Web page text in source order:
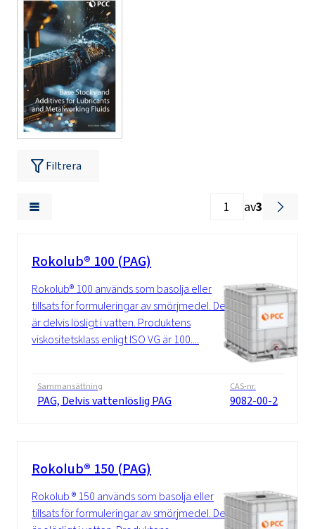
Filtrera
av3
Rokolub® 100 (PAG)
Rokolub® 100 används som basolja eller
tillsats för formuleringar av smörjmedel. Det
är delvis lösligt i vatten. Produktens
viskositetsklass enligt ISO VG är 100....
Sammansättning
PAG, Delvis vattenlöslig PAG
CAS-nr.
9082-00-2
Rokolub® 150 (PAG)
Rokolub ® 150 används som basolja eller
tillsats för formuleringar av smörjmedel. Det